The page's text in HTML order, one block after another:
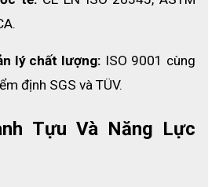
lý chất lượng: ISO 9001 cùng
định SGS và TÜV.
Tựu Và Năng Lực